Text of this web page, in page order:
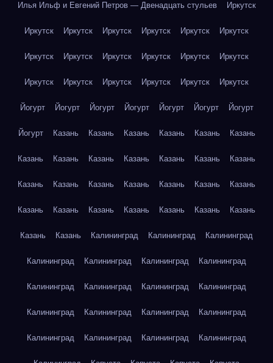
Илья Ильф и Евгений Петров — Двенадцать стульев Иркутск
Иркутск Иркутск Иркутск Иркутск Иркутск Иркутск
Иркутск Иркутск Иркутск Иркутск Иркутск Иркутск
Иркутск Иркутск Иркутск Иркутск Иркутск Иркутск
Йогурт Йогурт Йогурт Йогурт Йогурт Йогурт Йогурт
Йогурт Казань Казань Казань Казань Казань Казань
Казань Казань Казань Казань Казань Казань Казань
Казань Казань Казань Казань Казань Казань Казань
Казань Казань Казань Казань Казань Казань Казань
Казань Казань Калининград Калининград Калининград
Калининград Калининград Калининград Калининград
Калининград Калининград Калининград Калининград
Калининград Калининград Калининград Калининград
Калининград Калининград Калининград Калининград